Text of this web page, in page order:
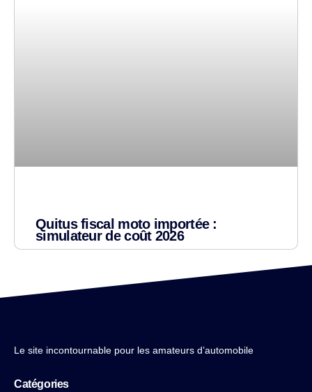
Quitus fiscal moto importée :
simulateur de coût 2026
Le site incontournable pour les amateurs d’automobile
Catégories